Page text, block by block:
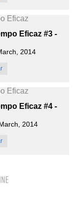
Eficaz #3 -
2014
Eficaz #4 -
2014